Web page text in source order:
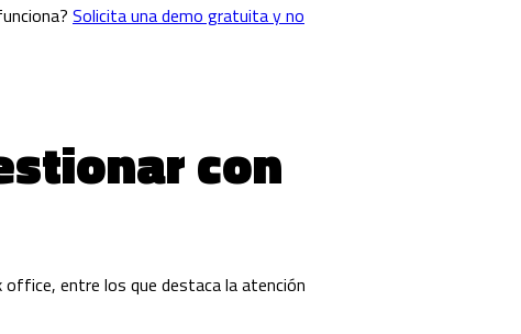
Solicita una demo gratuita y no
con
office, entre los que destaca la atención